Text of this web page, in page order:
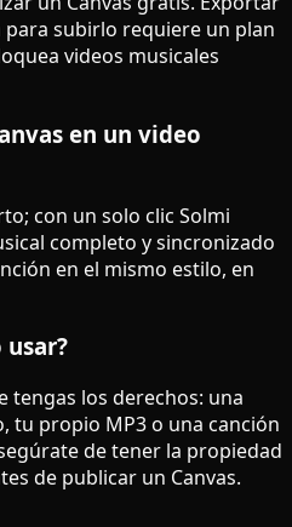
subirlo requiere un plan
videos musicales
en un video
con un solo clic Solmi
completo y sincronizado
en el mismo estilo, en
usar?
tengas los derechos: una
tu propio MP3 o una canción
de tener la propiedad
de publicar un Canvas.